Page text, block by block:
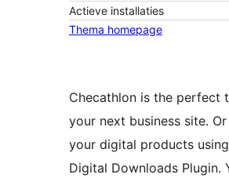
Actieve installaties
Thema homepage
Checathlon is the perfect
your next business site.
your digital products
Digital Downloads Plugin.